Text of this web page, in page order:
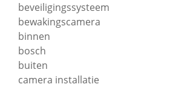
beveiligingssysteem
bewakingscamera
binnen
bosch
buiten
camera installatie